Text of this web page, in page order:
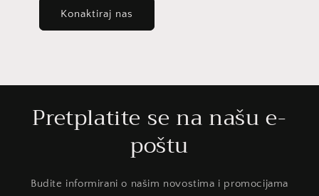
Konaktiraj nas
Pretplatite se na našu e-
poštu
Budite informirani o našim novostima i promocijama